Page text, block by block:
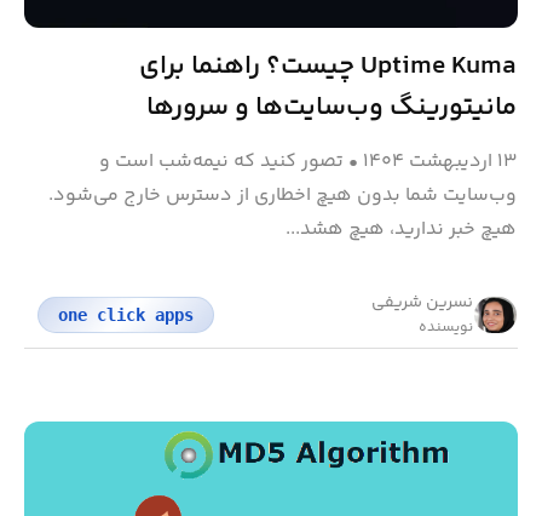
Uptime Kuma چیست؟ راهنما برای
مانیتورینگ وب‌سایت‌ها و سرورها
۱۳ اردیبهشت ۱۴۰۴ • تصور کنید که نیمه‌شب است و
وب‌سایت شما بدون هیچ اخطاری از دسترس خارج می‌شود.
هیچ خبر ندارید، هیچ هشد...
نسرین شریفی
نویسنده
one click apps